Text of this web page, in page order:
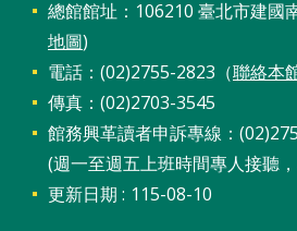
總館館址：106210 臺北市建國
地圖)
電話：(02)2755-2823（聯絡本
傳真：(02)2703-3545
館務興革讀者申訴專線：
(週一至週五上班時間專人接聽
更新日期
115-08-10